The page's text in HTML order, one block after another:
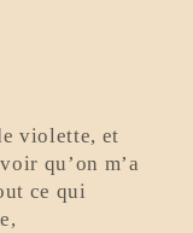
violette, et
qu’on m’a
ce qui